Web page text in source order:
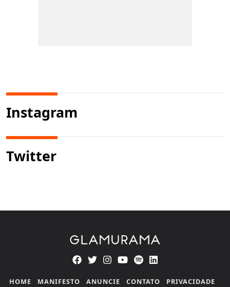
Instagram
Twitter
HOME MANIFESTO ANUNCIE CONTATO PRIVACIDADE